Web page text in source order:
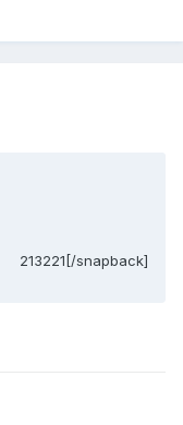
213221[/snapback]